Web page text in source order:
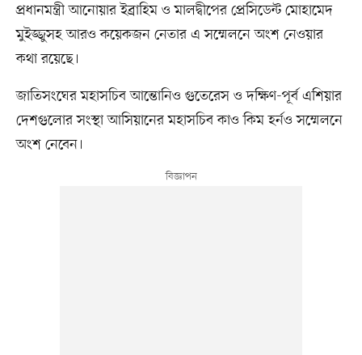
প্রধানমন্ত্রী আনোয়ার ইব্রাহিম ও মালদ্বীপের প্রেসিডেন্ট মোহামেদ
মুইজ্জুসহ আরও কয়েকজন নেতার এ সম্মেলনে অংশ নেওয়ার
কথা রয়েছে।
জাতিসংঘের মহাসচিব আন্তোনিও গুতেরেস ও দক্ষিণ-পূর্ব এশিয়ার
দেশগুলোর সংস্থা আসিয়ানের মহাসচিব কাও কিম হর্নও সম্মেলনে
অংশ নেবেন।